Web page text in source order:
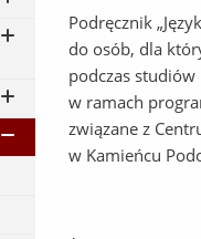
Podręcznik
do osób, dla
podczas
w ramach
związane z
w Kamieńcu